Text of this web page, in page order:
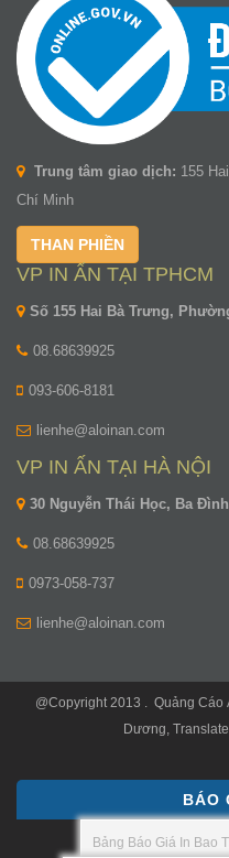
Trung tâm giao dịch: 155
Chí Minh
THAN PHIỀN
VP IN ẤN TẠI TPHCM
Số 155 Hai Bà Trưng,
08.68639925
093-606-8181
lienhe@aloinan.com
VP IN ẤN TẠI HÀ NỘI
30 Nguyễn Thái Học, Ba
08.68639925
0973-058-737
lienhe@aloinan.com
@Copyright 2013 . Quảng Cáo
Dương,
BÁO
Bảng Báo Giá In Bao